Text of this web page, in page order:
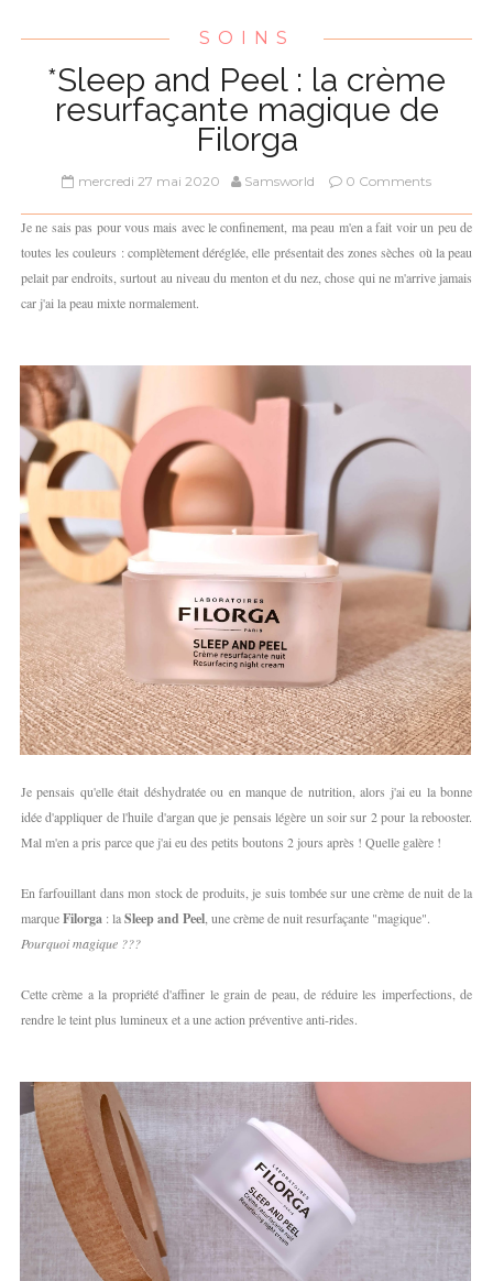
SOINS
*Sleep and Peel : la crème
resurfaçante magique de
Filorga
mercredi 27 mai 2020 Samsworld 0 Comments
Je ne sais pas pour vous mais avec le confinement, ma peau m'en a fait voir un peu de
toutes les couleurs : complètement déréglée, elle présentait des zones sèches où la peau
pelait par endroits, surtout au niveau du menton et du nez, chose qui ne m'arrive jamais
car j'ai la peau mixte normalement.
Je pensais qu'elle était déshydratée ou en manque de nutrition, alors j'ai eu la bonne
idée d'appliquer de l'huile d'argan que je pensais légère un soir sur 2 pour la rebooster.
Mal m'en a pris parce que j'ai eu des petits boutons 2 jours après ! Quelle galère !
En farfouillant dans mon stock de produits, je suis tombée sur une crème de nuit de la
marqueFilorga : laSleep and Peel, une crème de nuit resurfaçante "magique".
Pourquoi magique ???
Cette crème a la propriété d'affiner le grain de peau, de réduire les imperfections, de
rendre le teint plus lumineux et a une action préventive anti-rides.